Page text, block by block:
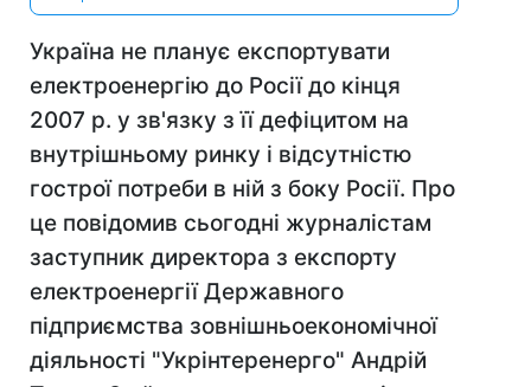
Україна не планує експортувати
електроенергію до Росії до кінця
2007 р. у зв'язку з її дефіцитом на
внутрішньому ринку і відсутністю
гострої потреби в ній з боку Росії. Про
це повідомив сьогодні журналістам
заступник директора з експорту
електроенергії Державного
підприємства зовнішньоекономічної
діяльності "Укрінтеренерго" Андрій